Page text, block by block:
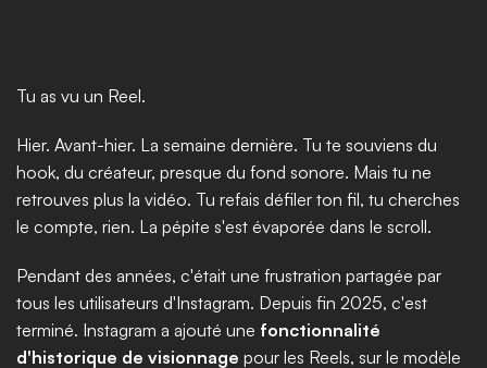
Tu as vu un Reel.
Hier. Avant-hier. La semaine dernière. Tu te souviens du
hook, du créateur, presque du fond sonore. Mais tu ne
retrouves plus la vidéo. Tu refais défiler ton fil, tu cherches
le compte, rien. La pépite s'est évaporée dans le scroll.
Pendant des années, c'était une frustration partagée par
tous les utilisateurs d'Instagram. Depuis fin 2025, c'est
terminé. Instagram a ajouté une fonctionnalité
d'historique de visionnage pour les Reels, sur le modèle